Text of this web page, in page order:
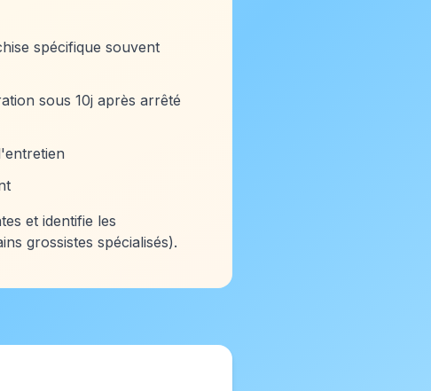
spécifique souvent
sous 10j après arrêté
et identifie les
grossistes spécialisés).